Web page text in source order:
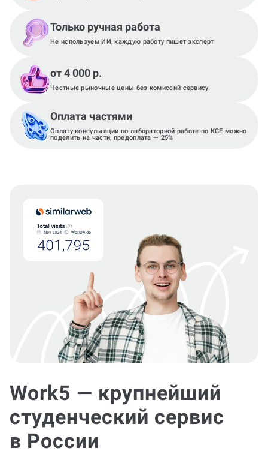
Только ручная работа
Не используем ИИ, каждую работу пишет эксперт
от 4 000 р.
Честные рыночные цены без комиссий сервису
Оплата частями
Оплату консультации по лабораторной работе по КСЕ можно
поделить на части, предоплата — 25%
Work5 — крупнейший
студенческий сервис
в России